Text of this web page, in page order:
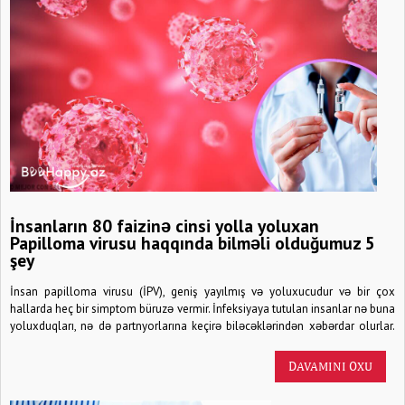
İnsanların 80 faizinə cinsi yolla yoluxan
Papilloma virusu haqqında bilməli olduğumuz 5
şey
İnsan papilloma virusu (İPV), geniş yayılmış və yoluxucudur və bir çox
hallarda heç bir simptom büruzə vermir. İnfeksiyaya tutulan insanlar nə buna
yoluxduqları, nə də partnyorlarına keçirə biləcəklərindən xəbərdar olurlar.
üçün tam olaraq sekslə məşğul olmağa gərək yoxdur. Buna görə də
DAVAMINI OXU